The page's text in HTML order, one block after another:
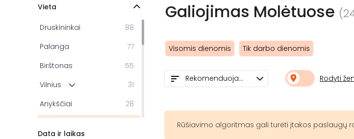
Galiojimas Molėtuose
Visomis dienomis Tik darbo dienomis
Vieta
Druskininkai
88
Palanga
77
Birštonas
55
Vilnius
31
Anykščiai
28
Data ir laikas
Rekomenduojami Rodyti
Rūšiavimo algoritmas gali turėti įtakos paslaugų